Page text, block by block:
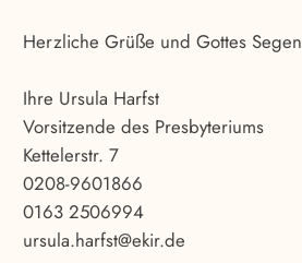
Herzliche Grüße und Gottes Segen
Ihre Ursula Harfst
Vorsitzende des Presbyteriums
Kettelerstr. 7
0208-9601866
0163 2506994
ursula.harfst@ekir.de